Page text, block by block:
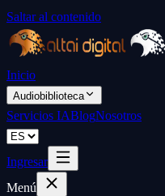
Saltar al contenido
Inicio
Audiobiblioteca
Servicios IABlogNosotros
Ingresar
Menú